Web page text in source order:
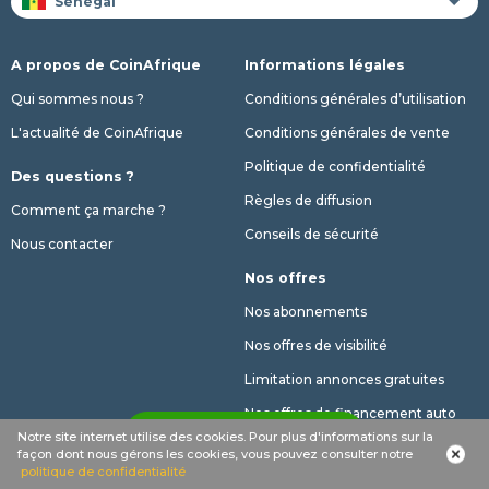
notifications_active Créer une alerte
Notre site internet utilise des cookies. Pour plus d'informations sur la
façon dont nous gérons les cookies, vous pouvez consulter notre
politique de confidentialité
A propos de CoinAfrique
Qui sommes nous ?
L'actualité de CoinAfrique
Des questions ?
Comment ça marche ?
Nous contacter
Informations légales
Conditions générales d’utilisation
Conditions générales de vente
Politique de confidentialité
Règles de diffusion
Conseils de sécurité
Nos offres
Nos abonnements
Nos offres de visibilité
Limitation annonces gratuites
Nos offres de financement auto